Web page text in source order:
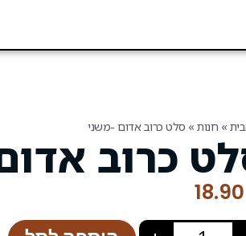
» חנות» סלט כרוב אדום -משני
כרוב
18.90